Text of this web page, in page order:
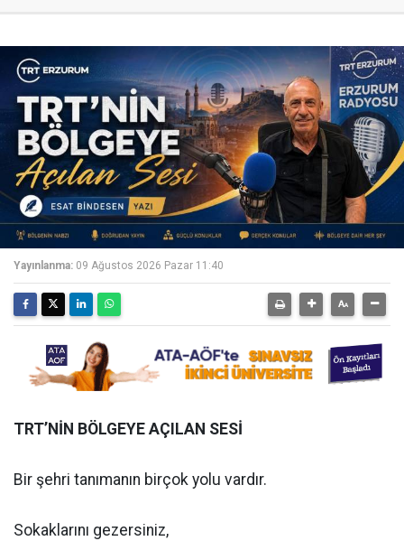
Yayınlanma: 09 Ağustos 2026 Pazar 11:40
TRT’NİN BÖLGEYE AÇILAN SESİ
Bir şehri tanımanın birçok yolu vardır.
Sokaklarını gezersiniz,